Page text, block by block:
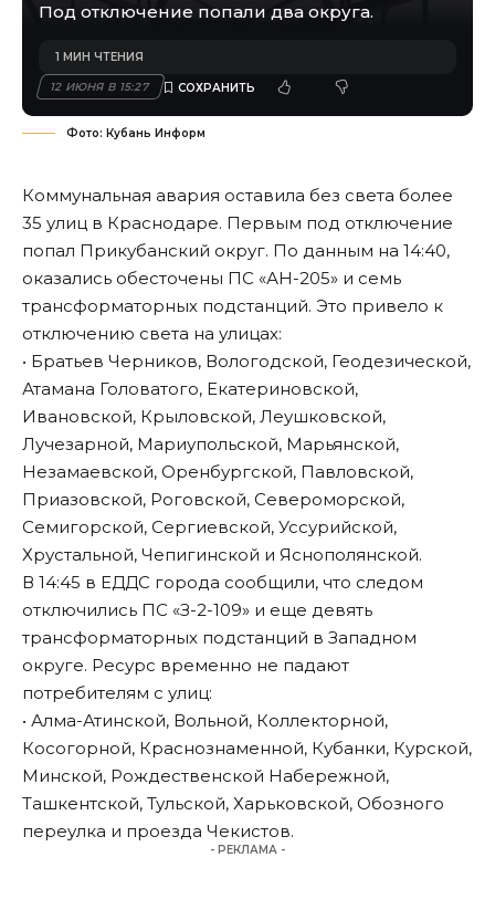
Под отключение попали два округа.
12 ИЮНЯ В 15:27
1 МИН ЧТЕНИЯ
Фото: Кубань Информ
Коммунальная авария оставила без света более
35 улиц в Краснодаре. Первым под отключение
попал Прикубанский округ. По данным на 14:40,
оказались обесточены ПС «АН-205» и семь
трансформаторных подстанций. Это привело к
отключению света на улицах:
• Братьев Черников, Вологодской, Геодезической,
Атамана Головатого, Екатериновской,
Ивановской, Крыловской, Леушковской,
Лучезарной, Мариупольской, Марьянской,
Незамаевской, Оренбургской, Павловской,
Приазовской, Роговской, Североморской,
Семигорской, Сергиевской, Уссурийской,
Хрустальной, Чепигинской и Яснополянской.
В 14:45 в ЕДДС города сообщили, что следом
отключились ПС «З-2-109» и еще девять
трансформаторных подстанций в Западном
округе. Ресурс временно не падают
потребителям с улиц:
• Алма-Атинской, Вольной, Коллекторной,
Косогорной, Краснознаменной, Кубанки, Курской,
Минской, Рождественской Набережной,
Ташкентской, Тульской, Харьковской, Обозного
переулка и проезда Чекистов.
- РЕКЛАМА -